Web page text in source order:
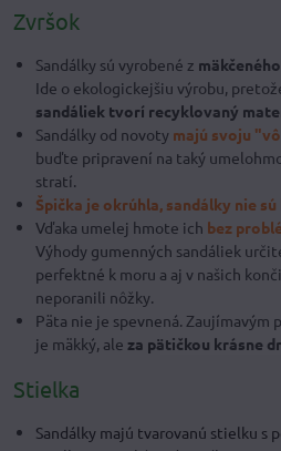
Zvršok
Sandálky sú vyrobené z
Ide o ekologickejšiu výrobu,
sandáliek tvorí recyklovaný
Sandálky od novoty majú svoju
buďte pripravení na taký
stratí.
Špička je okrúhla, sandálky nie
Vďaka umelej hmote ich bez
Výhody gumenných sandáliek
perfektné k moru a aj v našich
neporanili nôžky.
Päta nie je spevnená.
je mäkký, ale za pätičkou krásne
Stielka
Sandálky majú tvarovanú stielku s